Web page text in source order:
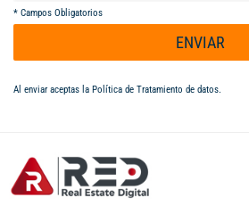
* Campos Obligatorios
ENVIAR
Al enviar aceptas la Política de Tratamiento de datos.